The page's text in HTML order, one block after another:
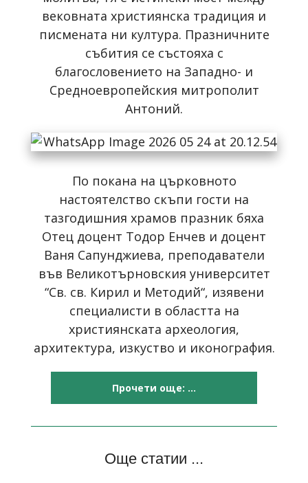
вековната християнска традиция и
писмената ни култура. Празничните
събития се състояха с
благословението на Западно- и
Средноевропейския митрополит
Антоний.
По покана на църковното
настоятелство скъпи гости на
тазгодишния храмов празник бяха
Отец доцент Тодор Енчев и доцент
Ваня Сапунджиева, преподаватели
във Великотърновския университет
“Св. св. Кирил и Методий“, изявени
специалисти в областта на
християнската археология,
архитектура, изкуство и иконография.
Прочети още: ...
Още статии ...